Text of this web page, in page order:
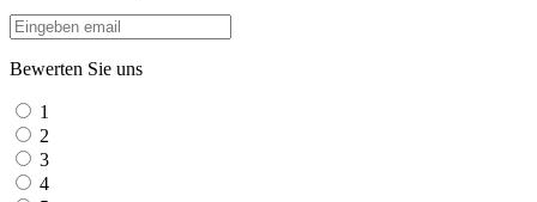
Bewerten Sie uns
1
2
3
4